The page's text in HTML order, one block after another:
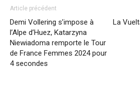
Article précédent
Demi Vollering s’impose à
l’Alpe d’Huez, Katarzyna
Niewiadoma remporte le Tour
de France Femmes 2024 pour
4 secondes
La